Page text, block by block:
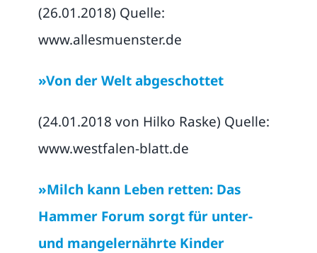
(26.01.2018) Quelle:
www.allesmuenster.de
»Von der Welt abgeschottet
(24.01.2018 von Hilko Raske) Quelle:
www.westfalen-blatt.de
»Milch kann Leben retten: Das
Hammer Forum sorgt für unter-
und mangelernährte Kinder